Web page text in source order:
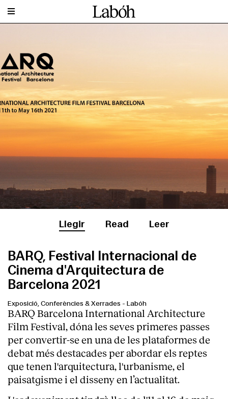
Llegir Read Leer
BARQ, Festival Internacional de
Cinema d'Arquitectura de
Barcelona 2021
Exposició, Conferències & Xerrades - Labóh
BARQ Barcelona International Architecture
Film Festival, dóna les seves primeres passes
per convertir-se en una de les plataformes de
debat més destacades per abordar els reptes
que tenen l'arquitectura, l'urbanisme, el
paisatgisme i el disseny en l’actualitat.